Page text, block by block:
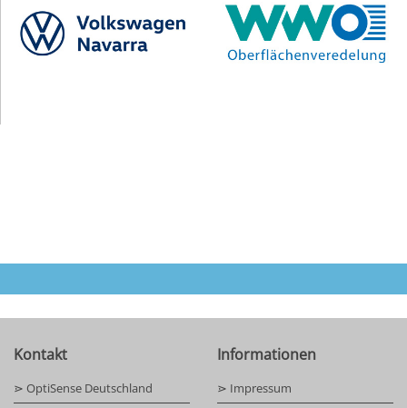
Kontakt
⋗ OptiSense Deutschland
Informationen
⋗ Impressum